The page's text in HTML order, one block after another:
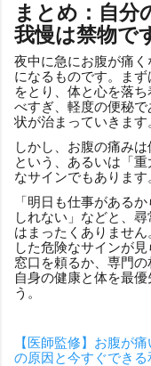
まとめ：自分
我慢は禁物で
夜中に急にお腹が痛
になるものです。ま
をとり、体と心を落
べすぎ、軽度の便秘
状が治まっていきます
しかし、お腹の痛み
という、あるいは「
なサインでもあります
「明日も仕事がある
しれない」などと、
はまったくありませ
した危険なサインが
窓口を頼るか、専門
自身の健康と体を最
う。
【医師監修】お腹が
の原因と今すぐできる